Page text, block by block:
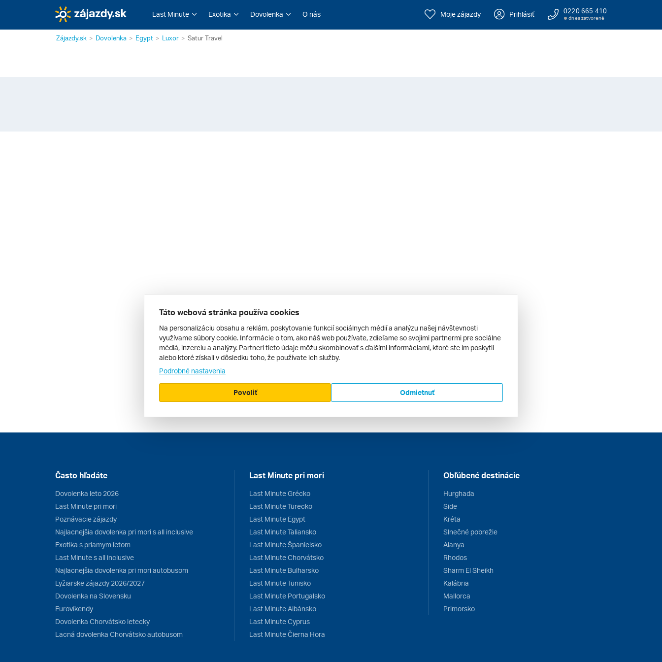
Last Minute Exotika Dovolenka O nás Moje zájazdy Prihlásiť 0220 665 410
dnes zatvorené
Zájazdy.sk Dovolenka Egypt Luxor Satur Travel
Často hľadáte
Dovolenka leto 2026
Last Minute pri mori
Poznávacie zájazdy
Najlacnejšia dovolenka pri mori s all inclusive
Exotika s priamym letom
Last Minute s all inclusive
Najlacnejšia dovolenka pri mori autobusom
Lyžiarske zájazdy 2026/2027
Dovolenka na Slovensku
Eurovíkendy
Dovolenka Chorvátsko letecky
Lacná dovolenka Chorvátsko autobusom
Last Minute pri mori
Last Minute Grécko
Last Minute Turecko
Last Minute Egypt
Last Minute Taliansko
Last Minute Španielsko
Last Minute Chorvátsko
Last Minute Bulharsko
Last Minute Tunisko
Last Minute Portugalsko
Last Minute Albánsko
Last Minute Cyprus
Last Minute Čierna Hora
Obľúbené destinácie
Hurghada
Side
Kréta
Slnečné pobrežie
Alanya
Rhodos
Sharm El Sheikh
Kalábria
Mallorca
Primorsko
Táto webová stránka používa cookies
Na personalizáciu obsahu a reklám, poskytovanie funkcií sociálnych médií a analýzu našej návštevnosti
využívame súbory cookie. Informácie o tom, ako náš web používate, zdieľame so svojimi partnermi pre sociálne
médiá, inzerciu a analýzy. Partneri tieto údaje môžu skombinovať s ďalšími informáciami, ktoré ste im poskytli
alebo ktoré získali v dôsledku toho, že používate ich služby.
Podrobné nastavenia
Odmietnuť
Povoliť